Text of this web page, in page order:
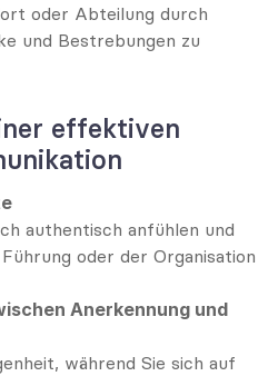
oder Abteilung durch
und Bestrebungen zu
effektiven
authentisch anfühlen und
oder der Organisation
Anerkennung und
während Sie sich auf